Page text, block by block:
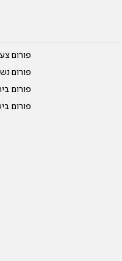
פורום
פורום
פורום
פורום